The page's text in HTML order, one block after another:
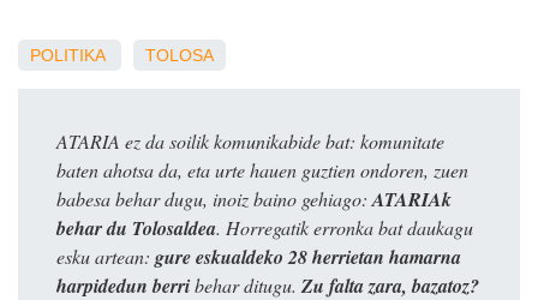
POLITIKA TOLOSA
ATARIA ez da soilik komunikabide bat: komunitate
baten ahotsa da, eta urte hauen guztien ondoren, zuen
babesa behar dugu, inoiz baino gehiago: ATARIAk
behar du Tolosaldea. Horregatik erronka bat daukagu
esku artean: gure eskualdeko 28 herrietan hamarna
harpidedun berribehar ditugu. Zu falta zara, bazatoz?